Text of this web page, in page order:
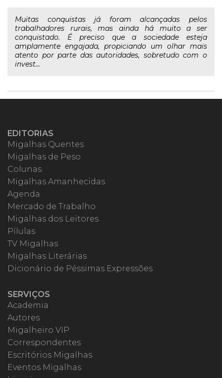
Muitas conquistas já foram alcançadas pelos
trabalhadores rurais, mas ainda há muito a ser
conquistado. É preciso que a sociedade esteja
amplamente engajada, propiciando um olhar mais
atento por parte das autoridades, sobretudo com o
invest...
EDITORIAS
Migalhas Quentes
Migalhas de Peso
Colunas
Migalhas Amanhecidas
Agenda
Mercado de Trabalho
Migalhas dos Leitores
Pílulas
TV Migalhas
Migalhas Literárias
Dicionário de Péssimas Expressões
SERVIÇOS
Academia
Autores
Migalheiro VIP
Correspondentes
Escritórios Migalhas
Eventos Migalhas